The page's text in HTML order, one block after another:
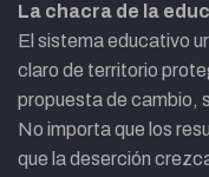
La chacra de la
El sistema educativo
claro de territorio
propuesta de cambio,
No importa que los
que la deserción